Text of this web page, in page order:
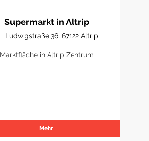
Supermarkt in Altrip
Ludwigstraße 36, 67122 Altrip
Marktfläche in Altrip Zentrum
Mehr